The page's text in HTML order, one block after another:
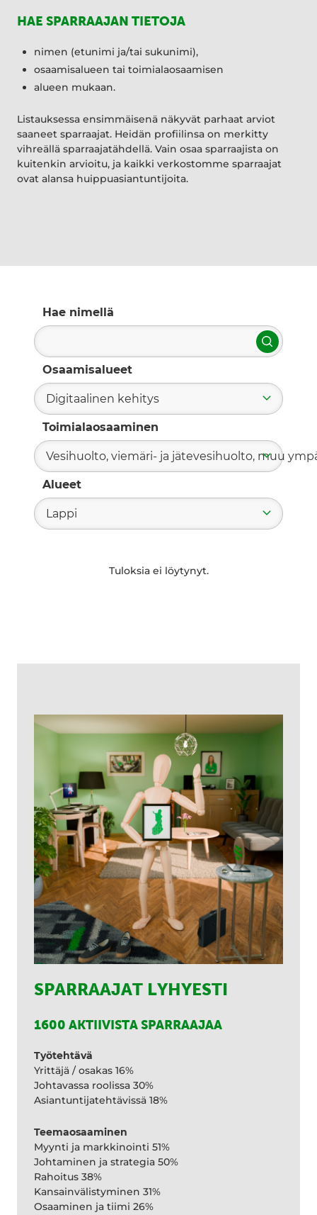
HAE SPARRAAJAN TIETOJA
nimen (etunimi ja/tai sukunimi),
osaamisalueen tai toimialaosaamisen
alueen mukaan.
Listauksessa ensimmäisenä näkyvät parhaat arviot
saaneet sparraajat. Heidän profiilinsa on merkitty
vihreällä sparraajatähdellä. Vain osaa sparraajista on
kuitenkin arvioitu, ja kaikki verkostomme sparraajat
ovat alansa huippuasiantuntijoita.
Hae nimellä
Hae
Osaamisalueet
Digitaalinen kehitys
Toimialaosaaminen
Vesihuolto, viemäri- ja jätevesihuolto, muu
Alueet
Lappi
Tuloksia ei löytynyt.
SPARRAAJAT LYHYESTI
1600 AKTIIVISTA SPARRAAJAA
Työtehtävä
Yrittäjä / osakas 16%
Johtavassa roolissa 30%
Asiantuntijatehtävissä 18%
Teemaosaaminen
Myynti ja markkinointi 51%
Johtaminen ja strategia 50%
Rahoitus 38%
Kansainvälistyminen 31%
Osaaminen ja tiimi 26%